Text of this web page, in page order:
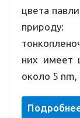
цвета
природу:
них имеет
около 5 nm,